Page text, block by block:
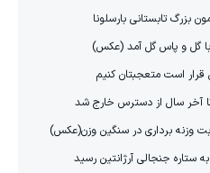
بزرگ تابستانی بارسلونا
با گل و پاس گل آمد (عکس)
قرار است متعجبتان کنیم
آخر سال از دسترس خارج شد
وزنه برداری در سنگین وزن(عکس)
ستاره جنجالی آرژانتین رسید